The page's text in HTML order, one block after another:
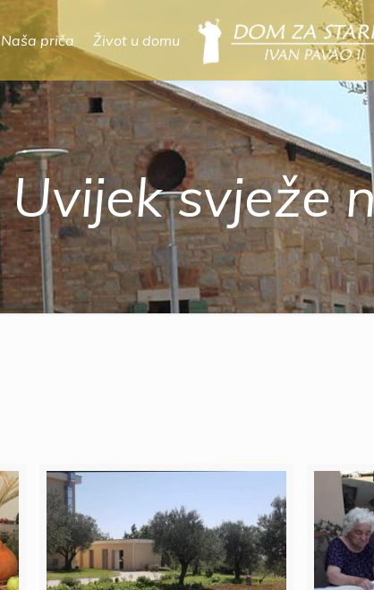
Naša priča Život u domu
Uvijek svježe